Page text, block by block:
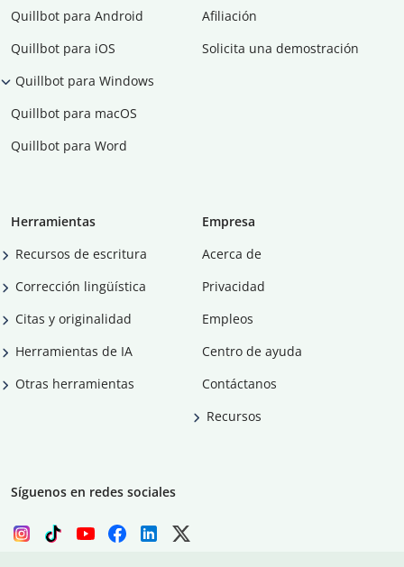
Quillbot para Android
Quillbot para iOS
Quillbot para Windows
Quillbot para macOS
Quillbot para Word
Afiliación
Solicita una demostración
Herramientas
Recursos de escritura
Corrección lingüística
Citas y originalidad
Herramientas de IA
Otras herramientas
Empresa
Acerca de
Privacidad
Empleos
Centro de ayuda
Contáctanos
Recursos
Síguenos en redes sociales